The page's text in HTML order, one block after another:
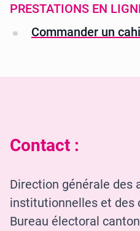
PRESTATIONS EN
Commander un
Contact :
Direction générale des
institutionnelles et des
Bureau électoral